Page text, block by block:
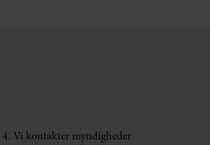
4. Vi kontakter myndigheder